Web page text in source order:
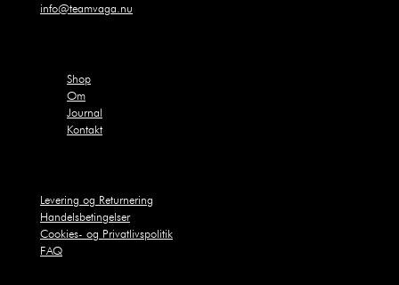
info@teamvaga.nu
Shop
Om
Journal
Kontakt
Levering og Returnering
Handelsbetingelser
Cookies- og Privatlivspolitik
FAQ